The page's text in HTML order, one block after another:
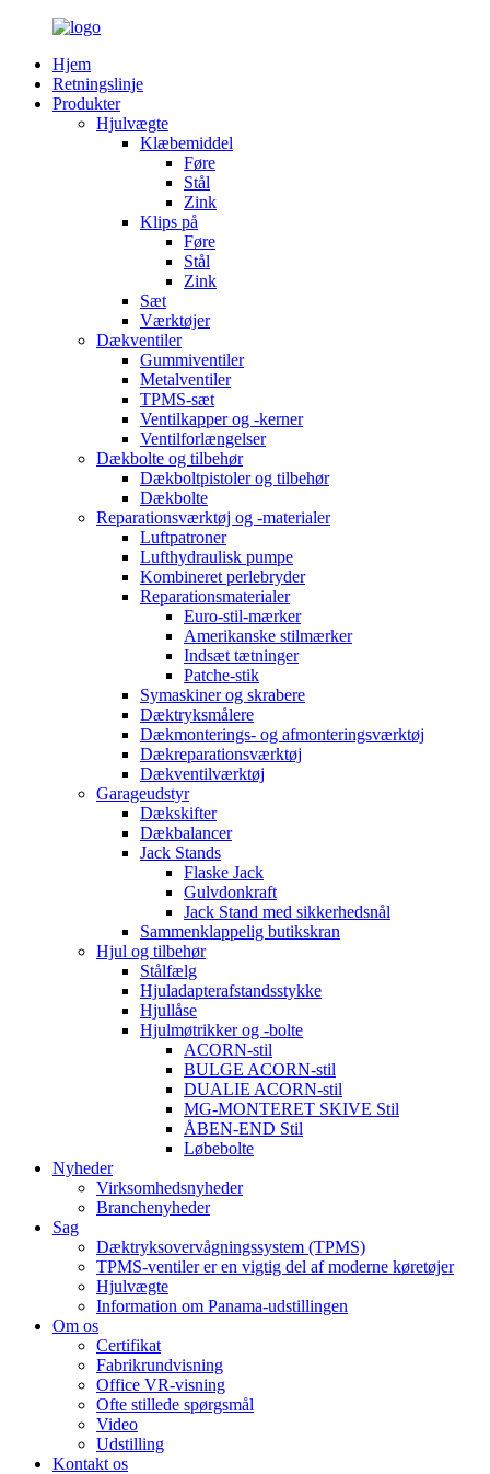
Hjem
Retningslinje
Produkter
Hjulvægte
Klæbemiddel
Føre
Stål
Zink
Klips på
Føre
Stål
Zink
Sæt
Værktøjer
Dækventiler
Gummiventiler
Metalventiler
TPMS-sæt
Ventilkapper og -kerner
Ventilforlængelser
Dækbolte og tilbehør
Dækboltpistoler og tilbehør
Dækbolte
Reparationsværktøj og -materialer
Luftpatroner
Lufthydraulisk pumpe
Kombineret perlebryder
Reparationsmaterialer
Euro-stil-mærker
Amerikanske stilmærker
Indsæt tætninger
Patche-stik
Symaskiner og skrabere
Dæktryksmålere
Dækmonterings- og afmonteringsværktøj
Dækreparationsværktøj
Dækventilværktøj
Garageudstyr
Dækskifter
Dækbalancer
Jack Stands
Flaske Jack
Gulvdonkraft
Jack Stand med sikkerhedsnål
Sammenklappelig butikskran
Hjul og tilbehør
Stålfælg
Hjuladapterafstandsstykke
Hjullåse
Hjulmøtrikker og -bolte
ACORN-stil
BULGE ACORN-stil
DUALIE ACORN-stil
MG-MONTERET SKIVE Stil
ÅBEN-END Stil
Løbebolte
Nyheder
Virksomhedsnyheder
Branchenyheder
Sag
Dæktryksovervågningssystem (TPMS)
TPMS-ventiler er en vigtig del af moderne køretøjer
Hjulvægte
Information om Panama-udstillingen
Om os
Certifikat
Fabrikrundvisning
Office VR-visning
Ofte stillede spørgsmål
Video
Udstilling
Kontakt os